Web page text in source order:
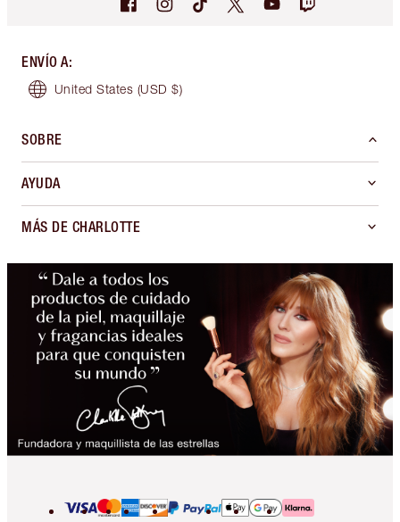
ENVÍO A:
United States (USD $)
SOBRE
AYUDA
MÁS DE CHARLOTTE